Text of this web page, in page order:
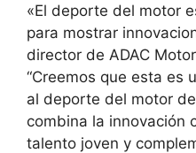
«El deporte del motor
para mostrar
director de ADAC
“Creemos que esta es
al deporte del motor
combina la innovación
talento joven y